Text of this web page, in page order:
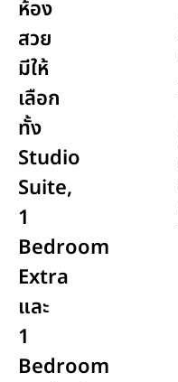
ห้อง
สวย
มีให้
เลือก
ทั้ง
Studio
Suite,
1
Bedroom
Extra
และ
1
Bedroom